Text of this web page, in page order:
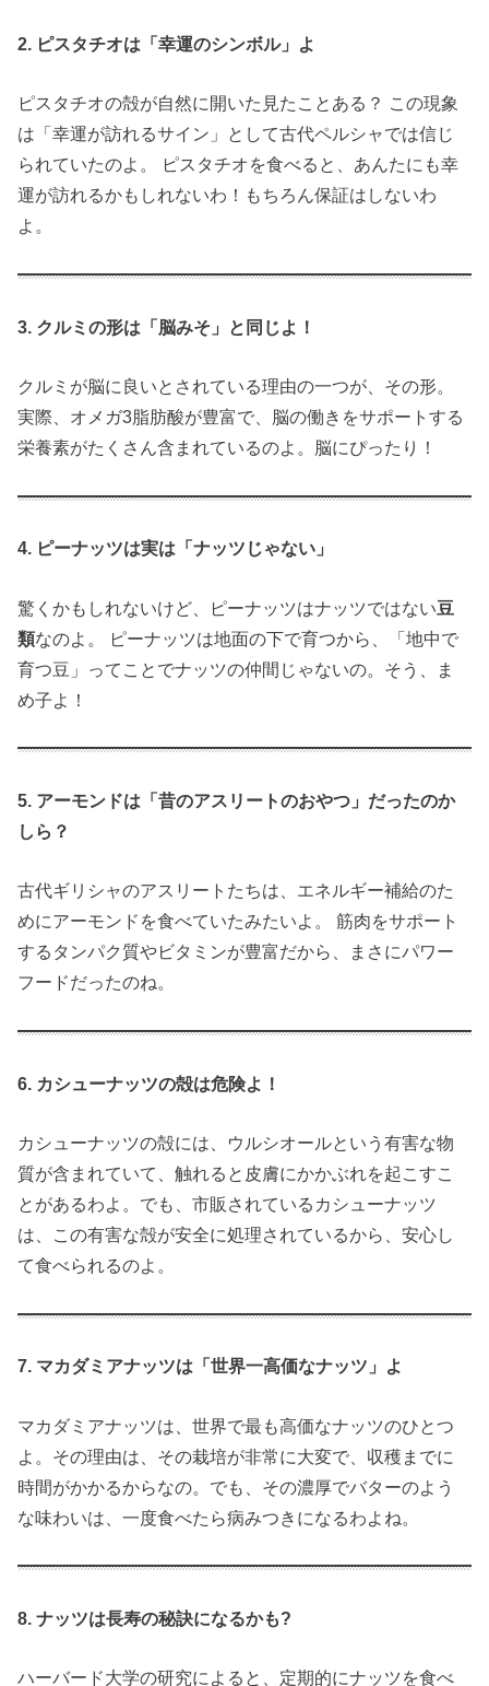
2. ピスタチオは「幸運のシンボル」よ
ピスタチオの殻が自然に開いた見たことある？ この現象
は「幸運が訪れるサイン」として古代ペルシャでは信じ
られていたのよ。 ピスタチオを食べると、あんたにも幸
運が訪れるかもしれないわ！もちろん保証はしないわ
よ。
3. クルミの形は「脳みそ」と同じよ！
クルミが脳に良いとされている理由の一つが、その形。
実際、オメガ3脂肪酸が豊富で、脳の働きをサポートする
栄養素がたくさん含まれているのよ。脳にぴったり！
4. ピーナッツは実は「ナッツじゃない」
驚くかもしれないけど、ピーナッツはナッツではない豆
類なのよ。 ピーナッツは地面の下で育つから、「地中で
育つ豆」ってことでナッツの仲間じゃないの。そう、ま
め子よ！
5. アーモンドは「昔のアスリートのおやつ」だったのか
しら？
古代ギリシャのアスリートたちは、エネルギー補給のた
めにアーモンドを食べていたみたいよ。 筋肉をサポート
するタンパク質やビタミンが豊富だから、まさにパワー
フードだったのね。
6. カシューナッツの殻は危険よ！
カシューナッツの殻には、ウルシオールという有害な物
質が含まれていて、触れると皮膚にかかぶれを起こすこ
とがあるわよ。でも、市販されているカシューナッツ
は、この有害な殻が安全に処理されているから、安心し
て食べられるのよ。
7. マカダミアナッツは「世界一高価なナッツ」よ
マカダミアナッツは、世界で最も高価なナッツのひとつ
よ。その理由は、その栽培が非常に大変で、収穫までに
時間がかかるからなの。でも、その濃厚でバターのよう
な味わいは、一度食べたら病みつきになるわよね。
8. ナッツは長寿の秘訣になるかも?
ハーバード大学の研究によると、定期的にナッツを食べ